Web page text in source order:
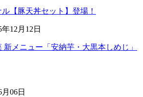
【豚天丼セット】登場！
年12月12日
新メニュー「安納芋・大黒本しめじ」
06日